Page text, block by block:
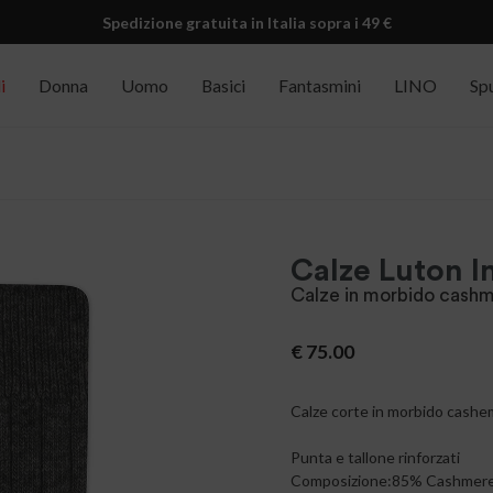
Spedizione gratuita in Italia sopra i 49 €
Donna Uomo Basici Fantasmini LINO
Calze Luton
Calze in morbido
€75.00
Calze corte in morbido
Punta e tallone rinforzati
Composizione:85%